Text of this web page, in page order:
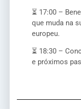
⏳ 17:00 –
que muda na
europeu.
⏳ 18:30 –
e próximos